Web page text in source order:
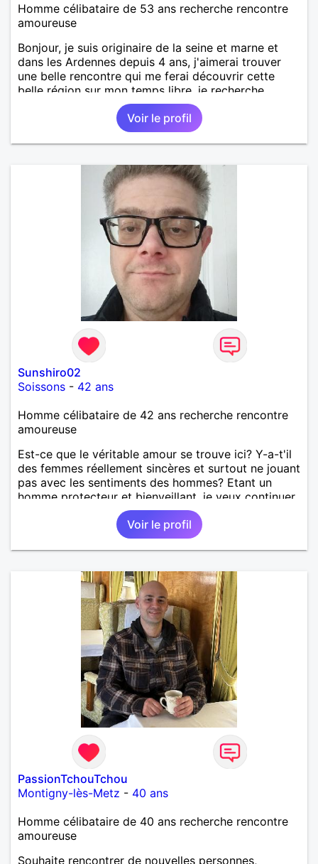
Homme célibataire de 53 ans recherche rencontre
amoureuse
Bonjour, je suis originaire de la seine et marne et
dans les Ardennes depuis 4 ans, j'aimerai trouver
une belle rencontre qui me ferai découvrir cette
belle région sur mon temps libre, je recherche
quelqu'un de simple et sincère, une bonne
complicité et de la bonne humeur me ravirait.. alors
si l'envie de me découvrir vous en dit, je vous dis à
bientôt.
Voir le profil
Sunshiro02
Soissons - 42 ans
Homme célibataire de 42 ans recherche rencontre
amoureuse
Est-ce que le véritable amour se trouve ici? Y-a-t'il
des femmes réellement sincères et surtout ne jouant
pas avec les sentiments des hommes? Etant un
homme protecteur et bienveillant, je veux continuer
d'y croire et pouvoir enfin former la petite famille
que je désir temps. Faux profil, profiteuse et autres
joyeuseté passer votre chemin, vous ne
m'intéressez pas du tout!
Voir le profil
PassionTchouTchou
Montigny-lès-Metz - 40 ans
Homme célibataire de 40 ans recherche rencontre
amoureuse
Souhaite rencontrer de nouvelles personnes,